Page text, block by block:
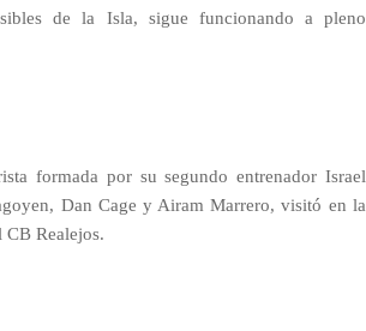
de la Isla, sigue funcionando a pleno
formada por su segundo entrenador Israel
Dan Cage y Airam Marrero, visitó en la
CB Realejos.